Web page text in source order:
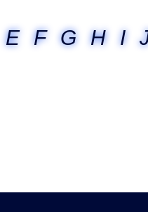
E F G H I